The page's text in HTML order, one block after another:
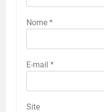
Nome *
E-mail *
Site